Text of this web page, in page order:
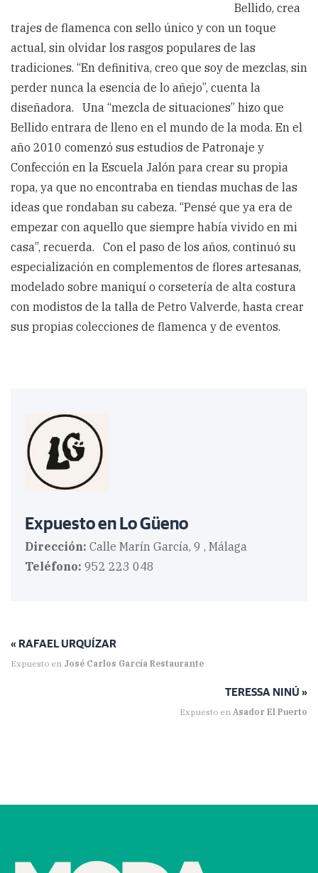
Bellido, crea
trajes de flamenca con sello único y con un toque
actual, sin olvidar los rasgos populares de las
tradiciones. “En definitiva, creo que soy de mezclas, sin
perder nunca la esencia de lo añejo”, cuenta la
diseñadora. Una “mezcla de situaciones” hizo que
Bellido entrara de lleno en el mundo de la moda. En el
año 2010 comenzó sus estudios de Patronaje y
Confección en la Escuela Jalón para crear su propia
ropa, ya que no encontraba en tiendas muchas de las
ideas que rondaban su cabeza. “Pensé que ya era de
empezar con aquello que siempre había vivido en mi
casa”, recuerda. Con el paso de los años, continuó su
especialización en complementos de flores artesanas,
modelado sobre maniquí o corsetería de alta costura
con modistos de la talla de Petro Valverde, hasta crear
sus propias colecciones de flamenca y de eventos.
Expuesto en Lo Güeno
Dirección: Calle Marín García, 9 , Málaga
Teléfono: 952 223 048
« RAFAEL URQUÍZAR
Expuesto en José Carlos García Restaurante
TERESSA NINÚ »
Expuesto en Asador El Puerto